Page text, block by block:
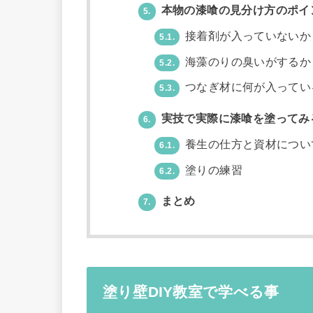
5. 本物の漆喰の見分け方のポイ
5.1. 接着剤が入っていないか
5.2. 海藻のりの臭いがするか
5.3. つなぎ材に何が入って
6. 実技で実際に漆喰を塗ってみ
6.1. 養生の仕方と資材につい
6.2. 塗りの練習
7. まとめ
塗り壁DIY教室で学べる事